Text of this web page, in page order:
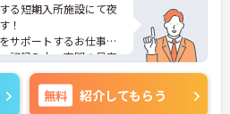
る短期入所施設にて夜
！
サポートするお仕事
記録入力、夜間の見守
場完備とストレスフリ
無料 紹介してもらう